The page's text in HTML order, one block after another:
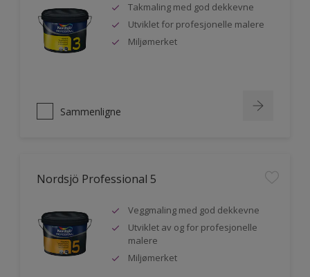
Takmaling med god dekkevne
Utviklet for profesjonelle malere
Miljømerket
Sammenligne
Nordsjö Professional 5
Veggmaling med god dekkevne
Utviklet av og for profesjonelle
malere
Miljømerket